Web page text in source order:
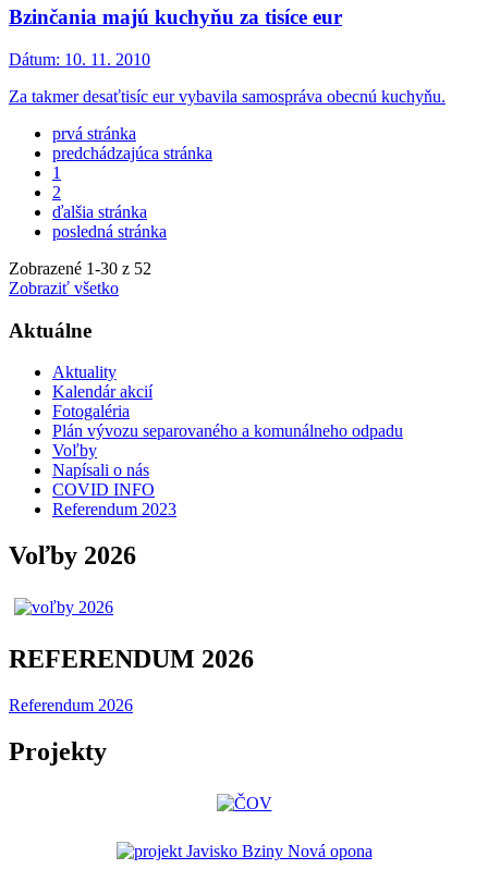
Bzinčania majú kuchyňu za tisíce eur
Dátum: 10. 11. 2010
Za takmer desaťtisíc eur vybavila samospráva obecnú kuchyňu.
prvá stránka
predchádzajúca stránka
1
2
ďalšia stránka
posledná stránka
Zobrazené 1-30 z 52
Zobraziť všetko
Aktuálne
Aktuality
Kalendár akcií
Fotogaléria
Plán vývozu separovaného a komunálneho odpadu
Voľby
Napísali o nás
COVID INFO
Referendum 2023
Voľby 2026
REFERENDUM 2026
Referendum 2026
Projekty